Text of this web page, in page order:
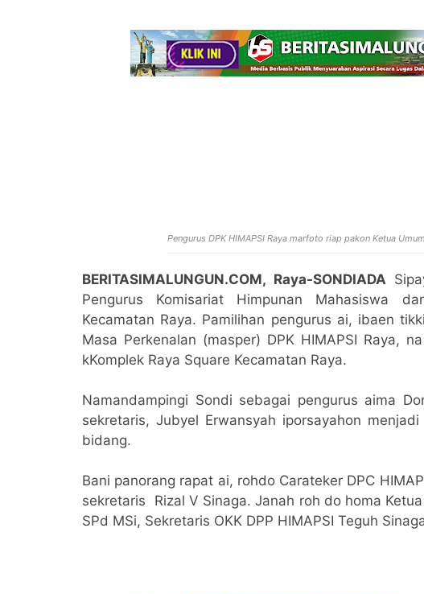
Pengurus DPK HIMAPSI Raya marfoto riap pakon Ketua
BERITASIMALUNGUN.COM, Raya-SONDIADA
Pengurus Komisariat Himpunan Mahasiswa
Kecamatan Raya. Pamilihan pengurus ai, ibaen
Masa Perkenalan (masper) DPK HIMAPSI Raya,
kKomplek Raya Square Kecamatan Raya.
Namandampingi Sondi sebagai pengurus aima
sekretaris, Jubyel Erwansyah iporsayahon
bidang.
Bani panorang rapat ai, rohdo Carateker DPC
sekretaris Rizal V Sinaga. Janah roh do homa
SPd MSi, Sekretaris OKK DPP HIMAPSI Teguh